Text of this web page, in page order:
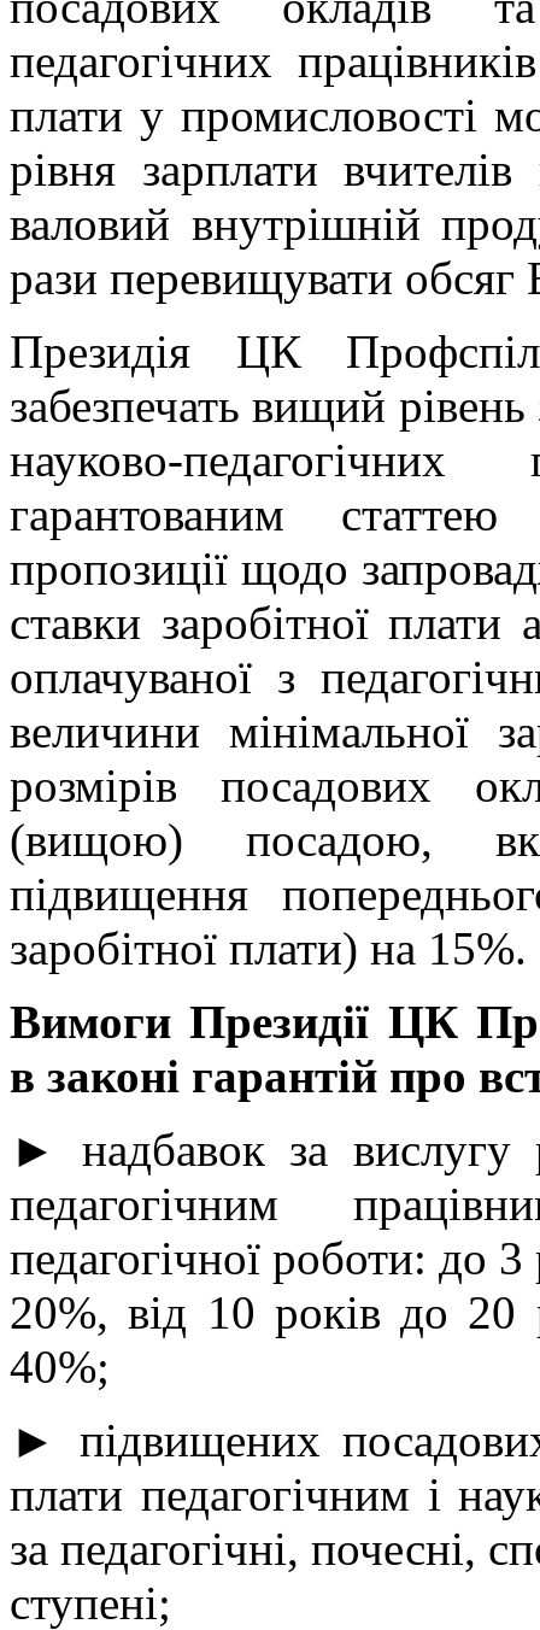
педагогічних
плати у промисловості
рівня зарплати
валовий внутрішній
рази перевищувати
Президія ЦК
забезпечать вищий рівень
науково-
гарантованим
пропозиції щодо
ставки заробітної
оплачуваної з
величини мінімальної
розмірів посадових
(вищою) посадою,
підвищення
заробітної плати) на 15%.
Вимоги Президії ЦК
в законі гарантій про
► надбавок за вислугу
педагогічним
педагогічної роботи: до
20%, від 10 років до
40%;
► підвищених
плати педагогічним і
за педагогічні, почесні,
ступені;